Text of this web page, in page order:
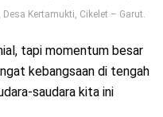
Kertamukti, Cikelet – Garut.
tapi momentum besar
kebangsaan di tengah
saudara kita ini